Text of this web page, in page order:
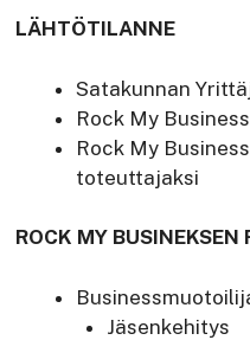
LÄHTÖTILANNE
Satakunnan
Rock My
Rock My
toteuttajaksi
ROCK MY BUSINEKSEN
Jäsenkehitys